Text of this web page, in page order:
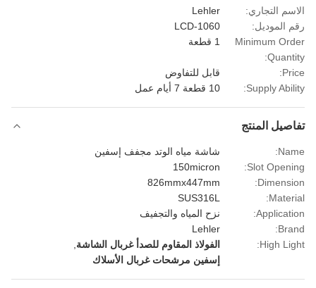
التجاري:
Lehler
الموديل:
LCD-1060
Minimum
1 قطعة
قابل للتفاوض
Supply
المنتج
شاشة مياه الوتد مجفف إسفين
Slot
150micron
826mmx447mm
SUS316L
نزح المياه والتجفيف
Lehler
High
الفولاذ المقاوم للصدأ غربال الشاشة,
إسفين مرشحات غربال الأسلاك